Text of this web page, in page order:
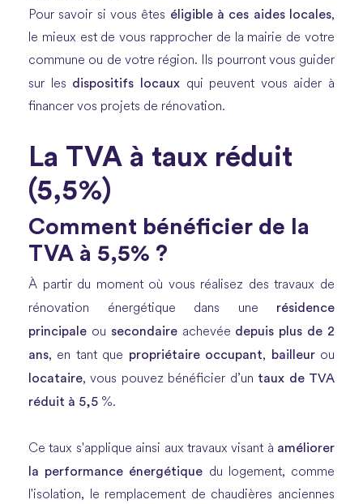
Pour savoir si vous êtes éligible à ces aides locales,
le mieux est de vous rapprocher de la mairie de votre
commune ou de votre région. Ils pourront vous guider
sur les dispositifs locauxqui peuvent vous aider à
financer vos projets de rénovation.
La TVA à taux réduit
(5,5%)
Comment bénéficier de la
TVA à 5,5% ?
À partir du moment où vous réalisez des travaux de
rénovation énergétique dans une résidence
principale ou secondaireachevée depuis plus de 2
ans, en tant que propriétaire occupant, bailleurou
locataire, vous pouvez bénéficier d’un taux de TVA
réduit à 5,5 %.
Ce taux s'applique ainsi aux travaux visant à améliorer
la performance énergétique du logement, comme
l'isolation, le remplacement de chaudières anciennes